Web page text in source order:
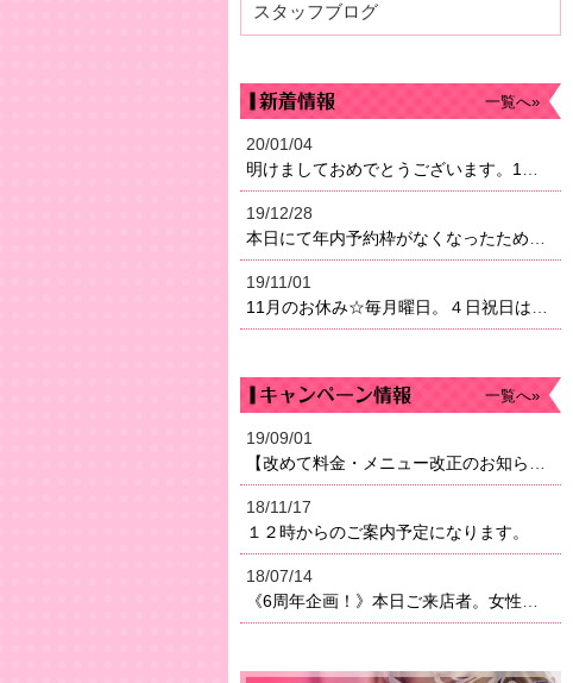
スタッフブログ
一覧へ»
20/01/04
19/12/28
19/11/01
一覧へ»
19/09/01
18/11/17
１２時からのご案内予定になります。
18/07/14